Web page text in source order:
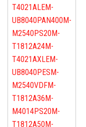
T4021ALEM-
UB8040PAN400 M-
M2540PS20 M-
T1812A24M-
T4021AXLEM-
UB8040PES M-
M2540VDFM-
T1812A36 M-
M4014PS20 M-
T1812A50 M-